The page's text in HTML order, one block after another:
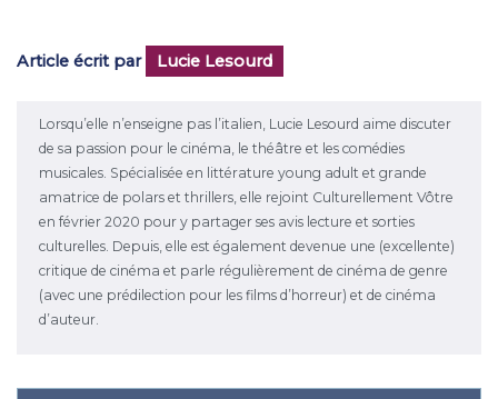
Article écrit par Lucie Lesourd
Lorsqu’elle n’enseigne pas l’italien, Lucie Lesourd aime discuter
de sa passion pour le cinéma, le théâtre et les comédies
musicales. Spécialisée en littérature young adult et grande
amatrice de polars et thrillers, elle rejoint Culturellement Vôtre
en février 2020 pour y partager ses avis lecture et sorties
culturelles. Depuis, elle est également devenue une (excellente)
critique de cinéma et parle régulièrement de cinéma de genre
(avec une prédilection pour les films d’horreur) et de cinéma
d’auteur.